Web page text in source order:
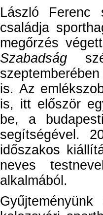
László Ferenc
családja
megőrzés
Szabadság
is. Az
is, itt először
be, a
segítségével.
időszakos
neves
alkalmából.